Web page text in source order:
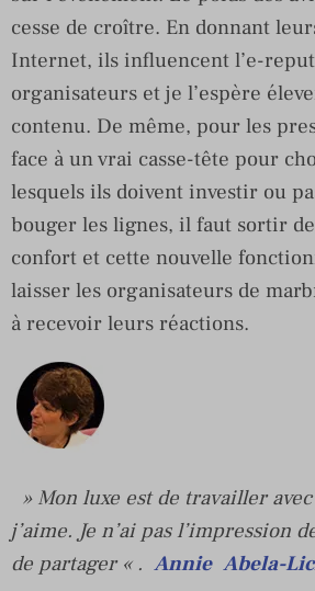
cesse de croître. En donnant
Internet, ils influencent l’e-
organisateurs et je l’espère
contenu. De même, pour les
face à un vrai casse-tête pour
lesquels ils doivent investir ou
bouger les lignes, il faut sortir de
confort et cette nouvelle
laisser les organisateurs de
à recevoir leurs réactions.
» Mon luxe est de travailler
j’aime. Je n’ai pas l’impression
de partager « . Annie Abela-